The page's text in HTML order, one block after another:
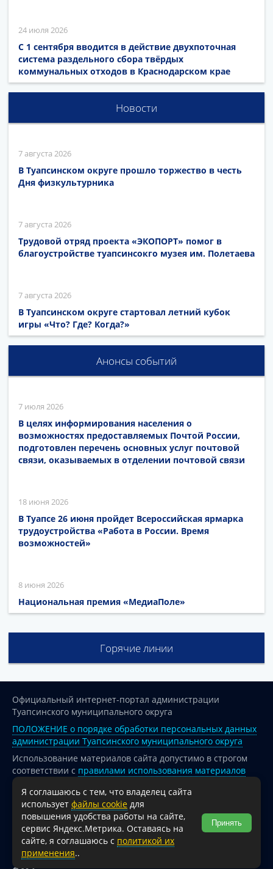
24 июля 2026
С 1 сентября вводится в действие двухпоточная
система раздельного сбора твёрдых
коммунальных отходов в Краснодарском крае
Новости
7 августа 2026
В Туапсинском округе прошло торжество в честь
Дня физкультурника
7 августа 2026
Трудовой отряд проекта «ЭКОПОРТ» помог в
благоустройстве туапсинсокго музея им. Полетаева
7 августа 2026
В Туапсинском округе стартовал летний кубок
игры «Что? Где? Когда?»
Анонсы событий
7 июля 2026
В целях информирования населения о
возможностях предоставляемых Почтой России,
подготовлен перечень основных услуг почтовой
связи, оказываемых в отделении почтовой связи
18 июня 2026
В Туапсе 26 июня пройдет Всероссийская ярмарка
трудоустройства «Работа в России. Время
возможностей»
8 июня 2026
Национальная премия «МедиаПоле»
Горячие линии
Официальный интернет-портал администрации
Туапсинского муниципального округа
ПОЛОЖЕНИЕ о порядке обработки персональных данных
администрации Туапсинского муниципального округа
Использование материалов сайта допустимо в строгом
соответствии с правилами использования материалов
опубликованных на сайте
При перепечатке и использовании информации ссылка
на источник обязательна.
Для сайтов и страниц сети Интернет обязательна
активная гиперссылка на официальный интернет-портал
администрации Туапсинского муниципального округа.
Я соглашаюсь с тем, что владелец сайта
использует файлы cookie для
повышения удобства работы на сайте,
сервис Яндекс.Метрика. Оставаясь на
сайте, я соглашаюсь с политикой их
применения..
Принять